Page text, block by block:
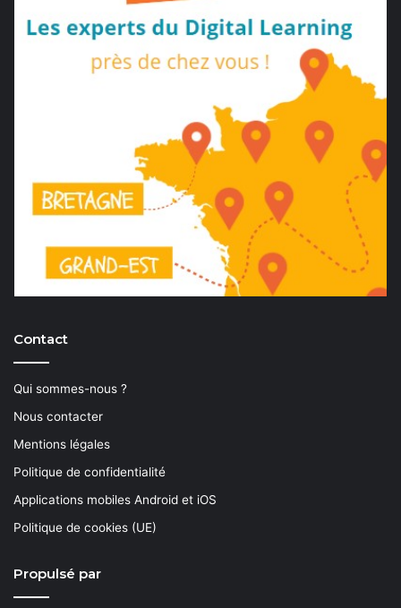
Contact
Qui sommes-nous ?
Nous contacter
Mentions légales
Politique de confidentialité
Applications mobiles Android et iOS
Politique de cookies (UE)
Propulsé par